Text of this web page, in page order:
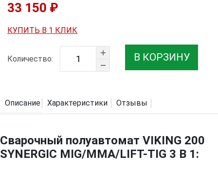
33 150 ₽
КУПИТЬ В 1 КЛИК
Количество: В КОРЗИНУ
Описание Характеристики Отзывы
Сварочный полуавтомат VIKING 200
SYNERGIC MIG/MMA/LIFT-TIG 3 В 1: